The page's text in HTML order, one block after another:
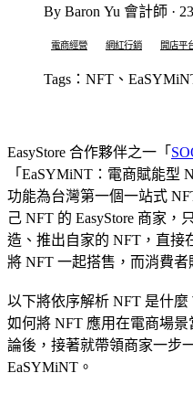
By Baron Yu 會計師 ·
電商經營 網紅行銷 開店平
Tags：NFT、
EasyStore 合作夥伴之一「
「EaSYMiNT：電商賦能型
功能為台灣第一個一站式
己 NFT 的 EasyStore 商家，
造、推出自家的 NFT，直接
將 NFT 一起搭售，而消費者
以下將依序解析 NFT 是什
如何將 NFT 應用在電商場
論後，接著就帶領商家一步
EaSYMiNT。